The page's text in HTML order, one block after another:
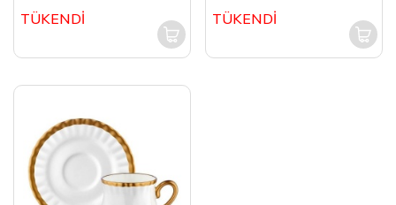
TÜKENDİ
(41450)
TÜKENDİ